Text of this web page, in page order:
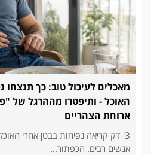
מאכלים לעיכול טוב: כך תנצחו
האוכל - ותיפטרו מההרגל של
ארוחת הצהריים
3' דק קריאה נפיחות בבטן אחרי
אנשים רבים. הכפתור...